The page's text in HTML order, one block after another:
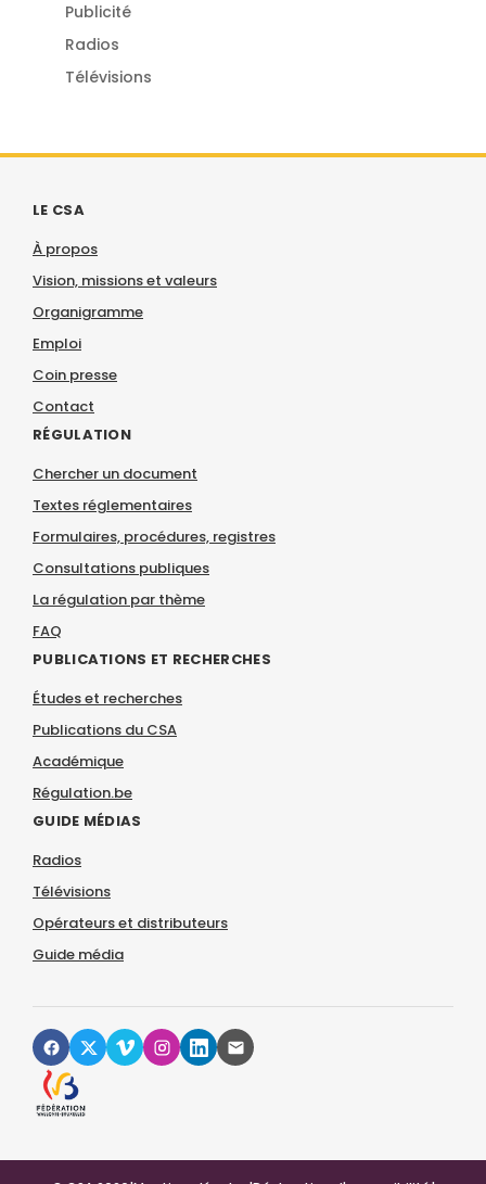
Publicité
Radios
Télévisions
LE CSA
À propos
Vision, missions et valeurs
Organigramme
Emploi
Coin presse
Contact
RÉGULATION
Chercher un document
Textes réglementaires
Formulaires, procédures, registres
Consultations publiques
La régulation par thème
FAQ
PUBLICATIONS ET RECHERCHES
Études et recherches
Publications du CSA
Académique
Régulation.be
GUIDE MÉDIAS
Radios
Télévisions
Opérateurs et distributeurs
Guide média